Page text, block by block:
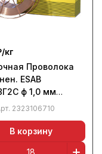
кг
Проволока
ESAB
ф 1,0 мм
18 кг)
2323106710
В корзину